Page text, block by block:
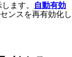
ます。
自動有効
ンスを再有効化し